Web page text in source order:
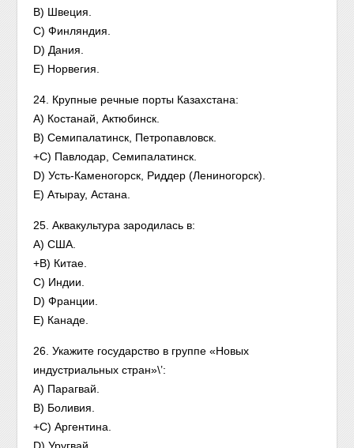
B) Швеция.
C) Финляндия.
D) Дания.
E) Норвегия.
24. Крупные речные порты Казахстана:
A) Костанай, Актюбинск.
B) Семипалатинск, Петропавловск.
+C) Павлодар, Семипалатинск.
D) Усть-Каменогорск, Риддер (Лениногорск).
E) Атырау, Астана.
25. Аквакультура зародилась в:
А) США.
+B) Китае.
C) Индии.
D) Франции.
E) Канаде.
26. Укажите государство в группе «Новых
индустриальных стран»\’:
A) Парагвай.
B) Боливия.
+C) Аргентина.